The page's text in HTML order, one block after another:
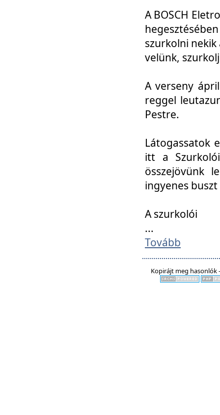
A BOSCH
szurkolni
velünk,
A verseny
reggel
Pestre.
Látogassatok
itt a
összejövünk
ingyenes
A szurkolói
...
Tovább
Kopirájt meg hasonlók